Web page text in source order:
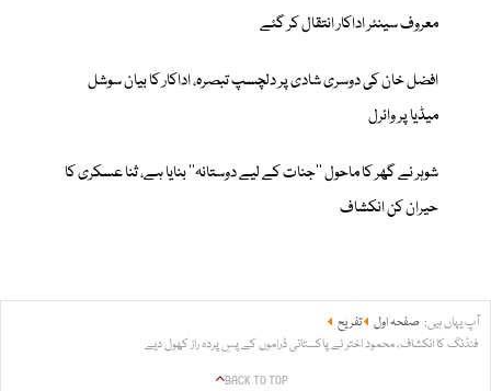
معروف سینئر اداکار انتقال کر گئے
افضل خان کی دوسری شادی پر دلچسپ تبصرہ، اداکار کا بیان سوشل
میڈیا پر وائرل
شوہر نے گھر کا ماحول ’’جنات کے لیے دوستانہ‘‘ بنایا ہے، ثنا عسکری کا
حیران کن انکشاف
آپ یہاں ہیں: صفحہ اول
تفریح
فنڈنگ کا انکشاف، محمود اختر نے پاکستانی ڈراموں کے پسِ پردہ راز کھول دیے
BACK TO TOP